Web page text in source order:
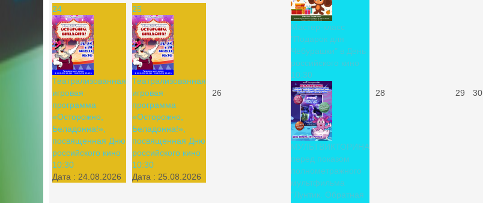
24
Театрализованная
игровая
программа
«Осторожно,
Беладонна!»,
посвященная Дню
российского кино
10:30
Дата : 24.08.2026
25
Театрализованная
игровая
программа
«Осторожно,
Беладонна!»,
посвященная Дню
российского кино
10:30
Дата : 25.08.2026
26
Мастер-класс
"Подарок для
Чебурашки" в День
российского кино
10:30
МУЛЬТВИКТОРИНА
перед показом
полнометражного
мультфильма
"Лунтик. Обратная
28 29 30